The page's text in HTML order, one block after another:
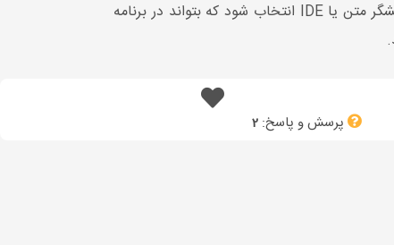
انتخاب ویرایشگر متن یا IDE برای برنامه نویس های بسیار مهم می باشد، در بسیاری از موارد برای افرد مبتدی باید ویرایشگر متن یا IDE انتخاب شود که بتواند در برنامه
پرسش و پاسخ: 2